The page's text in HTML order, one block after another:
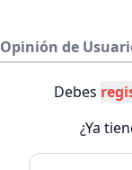
Opinión de
Debes
¿Ya